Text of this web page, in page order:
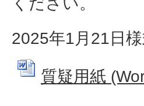
2025年1月21日
質疑用紙